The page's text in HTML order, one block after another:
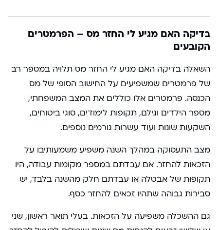
בדיקה האם מגיע לי החזר מס – הפרמטרים
הקובעים
השאלה בדיקה האם מגיע לי החזר מס תלויה במספר רב
של פרמטרים שמשפיעים על החישוב הסופי של מס
הכנסה. פרמטרים אלו כוללים את המצב המשפחתי,
מספר הילדים וגילם, תקופות לימודים, סוגי ביטוחים,
השקעות שונות ועוד עשרות גורמים נוספים.
מצב התעסוקה במהלך השנה משפיע משמעותיבו על
הזכאות להחזר. אם עבדתם במספר מקומות עבודה, היו
תקופות של אבטלה או עבדתם חלק מהשנה בלבד, יש
סבירות גבוהה שתהיו זכאים להחזר כסף.
גם ההשכלה משפיעה על הזכאות. בעלי תואר ראשון, שני